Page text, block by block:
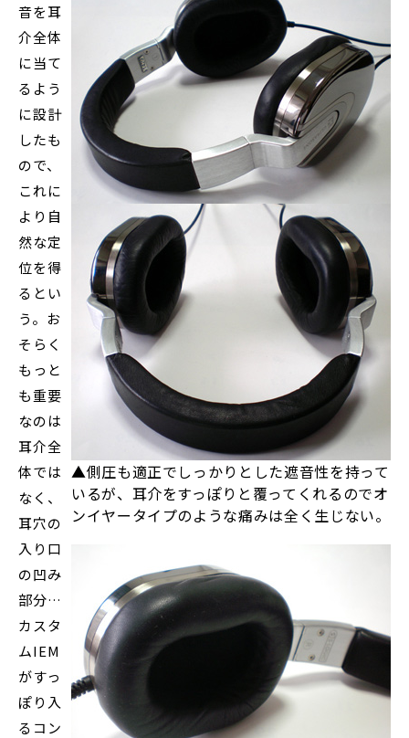
▲側圧も適正でしっかりとした遮音性を持って
いるが、耳介をすっぽりと覆ってくれるのでオ
ンイヤータイプのような痛みは全く生じない。
音を耳
介全体
に当て
るよう
に設計
したも
ので、
これに
より自
然な定
位を得
るとい
う。お
そらく
もっと
も重要
なのは
耳介全
体では
なく、
耳穴の
入り口
の凹み
部分…
カスタ
ムIEM
がすっ
ぽり入
るコン